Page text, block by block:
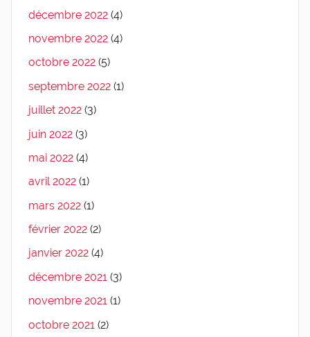
décembre 2022 (4)
novembre 2022 (4)
octobre 2022 (5)
septembre 2022 (1)
juillet 2022 (3)
juin 2022 (3)
mai 2022 (4)
avril 2022 (1)
mars 2022 (1)
février 2022 (2)
janvier 2022 (4)
décembre 2021 (3)
novembre 2021 (1)
octobre 2021 (2)